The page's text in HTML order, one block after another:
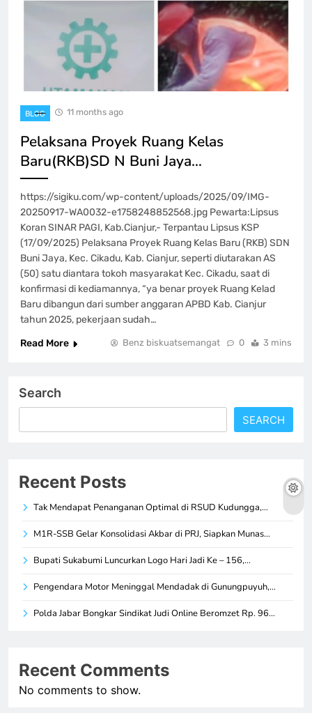
BLOG 11 months ago
Pelaksana Proyek Ruang Kelas
Baru(RKB)SD N Buni Jaya…
https://sigiku.com/wp-content/uploads/2025/09/IMG-
20250917-WA0032-e1758248852568.jpg Pewarta:Lipsus
Koran SINAR PAGI, Kab.Cianjur,- Terpantau Lipsus KSP
(17/09/2025) Pelaksana Proyek Ruang Kelas Baru (RKB) SDN
Buni Jaya, Kec. Cikadu, Kab. Cianjur, seperti diutarakan AS
(50) satu diantara tokoh masyarakat Kec. Cikadu, saat di
konfirmasi di kediamannya, “ya benar proyek Ruang Kelad
Baru dibangun dari sumber anggaran APBD Kab. Cianjur
tahun 2025, pekerjaan sudah…
Read More
Benz biskuatsemangat 0 3 mins
Search
SEARCH
Recent Posts
Tak Mendapat Penanganan Optimal di RSUD Kudungga,…
M1R-SSB Gelar Konsolidasi Akbar di PRJ, Siapkan Munas…
Bupati Sukabumi Luncurkan Logo Hari Jadi Ke – 156,…
Pengendara Motor Meninggal Mendadak di Gunungpuyuh,…
Polda Jabar Bongkar Sindikat Judi Online Beromzet Rp. 96…
Recent Comments
No comments to show.